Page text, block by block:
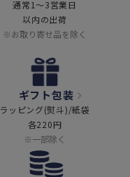
通常1～3営業日
以内の出荷
※お取り寄せ品を除く
ギフト包装
ラッピング(熨斗)/紙袋
各220円
※一部除く